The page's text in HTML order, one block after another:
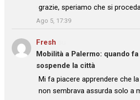
: “
grazie, speriamo che si
”
Ago 5, 17:39
Fresh
Mobilità a Palermo: quando
sospende la città
: “
Mi fa piacere apprendere che
non sembrava assurda solo a
”